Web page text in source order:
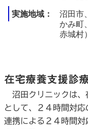
実施地域
沼田市
かみ町
赤城村）
在宅療養支援診
沼田クリニックは、
として、２４時間対
連携による２４時間